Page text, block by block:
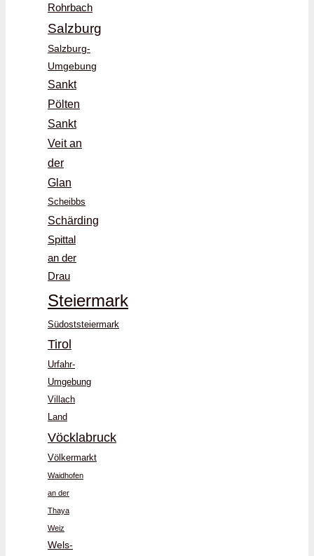
Rohrbach
Salzburg
Salzburg-
Umgebung
Sankt
Pölten
Sankt
Veit an
der
Glan
Scheibbs
Schärding
Spittal
an der
Drau
Steiermark
Südoststeiermark
Tirol
Urfahr-
Umgebung
Villach
Land
Vöcklabruck
Völkermarkt
Waidhofen
an der
Thaya
Weiz
Wels-